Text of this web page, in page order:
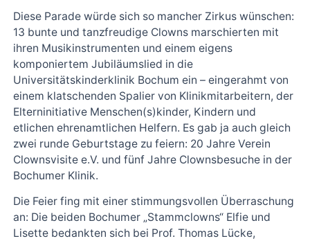
Diese Parade würde sich so mancher Zirkus wünschen:
13 bunte und tanzfreudige Clowns marschierten mit
ihren Musikinstrumenten und einem eigens
komponiertem Jubiläumslied in die
Universitätskinderklinik Bochum ein – eingerahmt von
einem klatschenden Spalier von Klinikmitarbeitern, der
Elterninitiative Menschen(s)kinder, Kindern und
etlichen ehrenamtlichen Helfern. Es gab ja auch gleich
zwei runde Geburtstage zu feiern: 20 Jahre Verein
Clownsvisite e.V. und fünf Jahre Clownsbesuche in der
Bochumer Klinik.
Die Feier fing mit einer stimmungsvollen Überraschung
an: Die beiden Bochumer „Stammclowns“ Elfie und
Lisette bedankten sich bei Prof. Thomas Lücke,